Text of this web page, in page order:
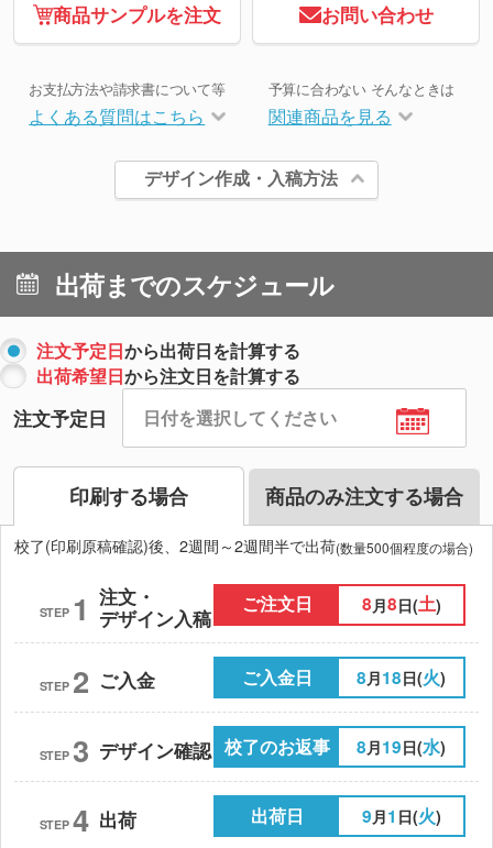
商品サンプルを注文 お問い合わせ
お支払方法や請求書について等
よくある質問はこちら
予算に合わない そんなときは
関連商品を見る
デザイン作成・入稿方法
出荷までのスケジュール
注文予定日から出荷日を計算する
出荷希望日から注文日を計算する
注文予定日
印刷する場合 商品のみ注文する場合
校了(印刷原稿確認)後、2週間～2週間半で出荷(数量500個程度の場合)
STEP 1 注文・
デザイン入稿
ご注文日 8 月8日(土)
STEP 2 ご入金 ご入金日 8月18日(火)
STEP 3 デザイン確認 校了のお返事 8月19日(水)
STEP 4 出荷 出荷日 9月1 日(火)